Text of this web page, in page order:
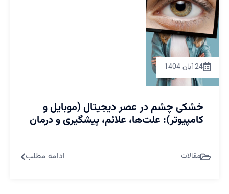
24 آبان 1404
خشکی چشم در عصر دیجیتال (موبایل و
کامپیوتر): علت‌ها، علائم، پیشگیری و درمان
مقالات ادامه مطلب